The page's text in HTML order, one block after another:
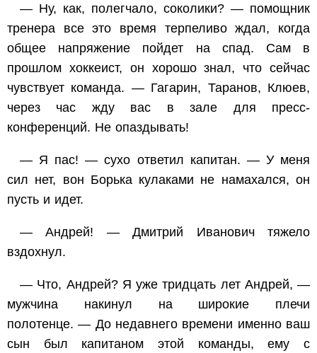
— Ну, как, полегчало, соколики? — помощник
тренера все это время терпеливо ждал, когда
общее напряжение пойдет на спад. Сам в
прошлом хоккеист, он хорошо знал, что сейчас
чувствует команда. — Гагарин, Таранов, Клюев,
через час жду вас в зале для пресс-
конференций. Не опаздывать!
— Я пас! — сухо ответил капитан. — У меня
сил нет, вон Борька кулаками не намахался, он
пусть и идет.
— Андрей! — Дмитрий Иванович тяжело
вздохнул.
— Что, Андрей? Я уже тридцать лет Андрей, —
мужчина накинул на широкие плечи
полотенце. — До недавнего времени именно ваш
сын был капитаном этой команды, ему с